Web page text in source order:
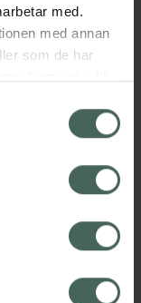
med.
med annan
som de har
påverkar inte
återkallelsen.
kombinerar
ett tillskott
selen